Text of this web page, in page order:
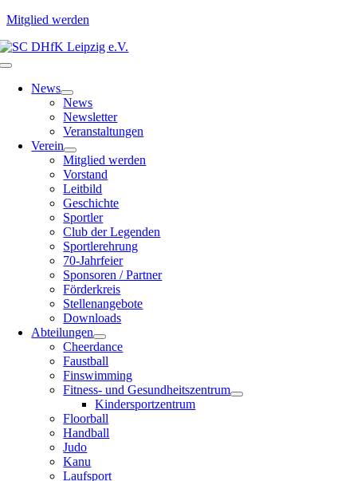
Mitglied werden
Zum
Inhalt
Toggle
NavigationNews
News
Newsletter
Veranstaltungen
Verein
Mitglied werden
Vorstand
Leitbild
Geschichte
Sportler
Club der Legenden
Sportlerehrung
70-Jahrfeier
Sponsoren / Partner
Förderkreis
Stellenangebote
Downloads
Abteilungen
Cheerdance
Faustball
Finswimming
Fitness- und Gesundheitszentrum
Kindersportzentrum
Floorball
Handball
Judo
Kanu
Laufsport